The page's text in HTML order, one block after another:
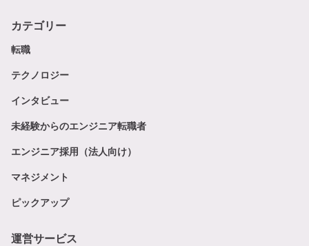
カテゴリー
転職
テクノロジー
インタビュー
未経験からのエンジニア転職者
エンジニア採用（法人向け）
マネジメント
ピックアップ
運営サービス